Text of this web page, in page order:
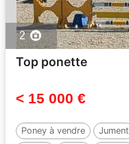
2
Top ponette
< 15 000 €
Poney à vendre Jument